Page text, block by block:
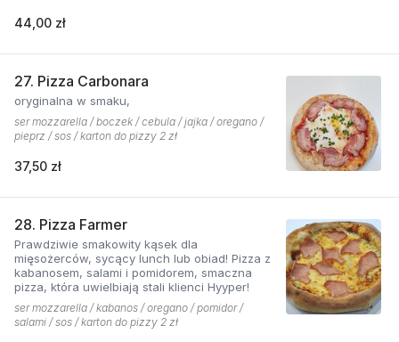
44,00 zł
27. Pizza Carbonara
oryginalna w smaku,
ser mozzarella / boczek / cebula / jajka / oregano /
pieprz / sos / karton do pizzy 2 zł
37,50 zł
28. Pizza Farmer
Prawdziwie smakowity kąsek dla
mięsożerców, sycący lunch lub obiad! Pizza z
kabanosem, salami i pomidorem, smaczna
pizza, która uwielbiają stali klienci Hyyper!
ser mozzarella / kabanos / oregano / pomidor /
salami / sos / karton do pizzy 2 zł